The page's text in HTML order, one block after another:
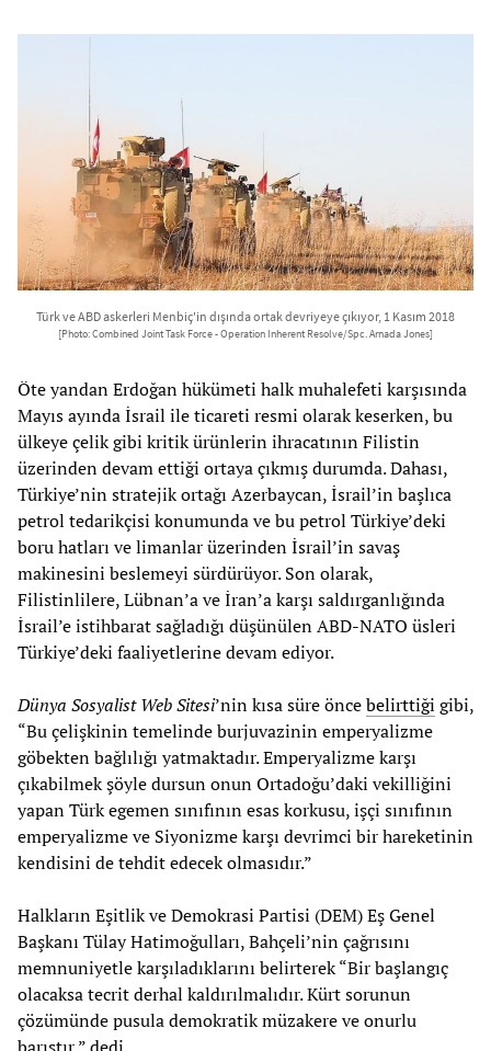
Türk ve ABD askerleri Menbiç'in dışında ortak devriyeye çıkıyor, 1 Kasım 2018
[Photo: Combined Joint Task Force - Operation Inherent Resolve/Spc. Arnada Jones]
Öte yandan Erdoğan hükümeti halk muhalefeti karşısında
Mayıs ayında İsrail ile ticareti resmi olarak keserken, bu
ülkeye çelik gibi kritik ürünlerin ihracatının Filistin
üzerinden devam ettiği ortaya çıkmış durumda. Dahası,
Türkiye’nin stratejik ortağı Azerbaycan, İsrail’in başlıca
petrol tedarikçisi konumunda ve bu petrol Türkiye’deki
boru hatları ve limanlar üzerinden İsrail’in savaş
makinesini beslemeyi sürdürüyor. Son olarak,
Filistinlilere, Lübnan’a ve İran’a karşı saldırganlığında
İsrail’e istihbarat sağladığı düşünülen ABD-NATO üsleri
Türkiye’deki faaliyetlerine devam ediyor.
Dünya Sosyalist Web Sitesi’nin kısa süre öncebelirttiği gibi,
“Bu çelişkinin temelinde burjuvazinin emperyalizme
göbekten bağlılığı yatmaktadır. Emperyalizme karşı
çıkabilmek şöyle dursun onun Ortadoğu’daki vekilliğini
yapan Türk egemen sınıfının esas korkusu, işçi sınıfının
emperyalizme ve Siyonizme karşı devrimci bir hareketinin
kendisini de tehdit edecek olmasıdır.”
Halkların Eşitlik ve Demokrasi Partisi (DEM) Eş Genel
Başkanı Tülay Hatimoğulları, Bahçeli’nin çağrısını
memnuniyetle karşıladıklarını belirterek “Bir başlangıç
olacaksa tecrit derhal kaldırılmalıdır. Kürt sorunun
çözümünde pusula demokratik müzakere ve onurlu